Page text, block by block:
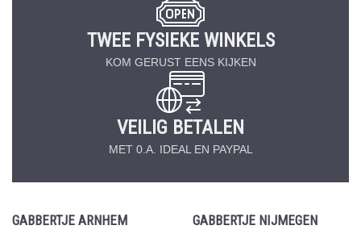
TWEE FYSIEKE WINKELS
KOM GERUST EENS KIJKEN
VEILIG BETALEN
MET 0.A. IDEAL EN PAYPAL
GABBERTJE ARNHEM GABBERTJE NIJMEGEN